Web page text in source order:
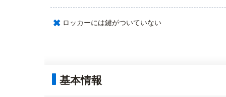
× ロッカーには鍵がついていない
基本情報